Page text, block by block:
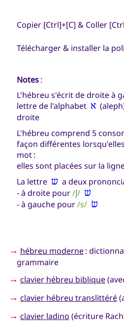
Copier [Ctrl]+[C] & Coller
Télécharger & installer la
Notes:
L'hébreu s'écrit de droite à
lettre de l'alphabet א
droite
L'hébreu comprend 5
façon différentes
mot :
elles sont placées sur la
La lettre ש a deux
- à droite pour/ʃ/ שׁ
- à gauche pour/s/ שׂ
→ hébreu moderne:
grammaire
→ clavier hébreu biblique
→ clavier hébreu translittéré
→ clavier ladino (écriture